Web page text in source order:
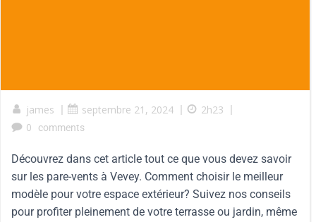
james | septembre 21, 2024 | 2h23 |
0
comments
Découvrez dans cet article tout ce que vous devez savoir
sur les pare-vents à Vevey. Comment choisir le meilleur
modèle pour votre espace extérieur? Suivez nos conseils
pour profiter pleinement de votre terrasse ou jardin, même